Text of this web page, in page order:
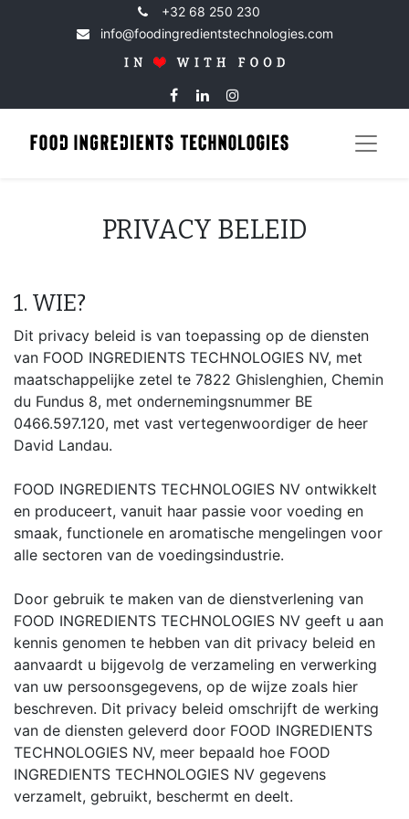
+32 68 250 230
info@foodingredientstechnologies.com
PRIVACY BELEID
1. WIE?
Dit privacy beleid is van toepassing op de diensten
van FOOD INGREDIENTS TECHNOLOGIES NV, met
maatschappelijke zetel te 7822 Ghislenghien, Chemin
du Fundus 8, met ondernemingsnummer BE
0466.597.120, met vast vertegenwoordiger de heer
David Landau.
FOOD INGREDIENTS TECHNOLOGIES NV ontwikkelt
en produceert, vanuit haar passie voor voeding en
smaak, functionele en aromatische mengelingen voor
alle sectoren van de voedingsindustrie.
Door gebruik te maken van de dienstverlening van
FOOD INGREDIENTS TECHNOLOGIES NV geeft u aan
kennis genomen te hebben van dit privacy beleid en
aanvaardt u bijgevolg de verzameling en verwerking
van uw persoonsgegevens, op de wijze zoals hier
beschreven. Dit privacy beleid omschrijft de werking
van de diensten geleverd door FOOD INGREDIENTS
TECHNOLOGIES NV, meer bepaald hoe FOOD
INGREDIENTS TECHNOLOGIES NV gegevens
verzamelt, gebruikt, beschermt en deelt.